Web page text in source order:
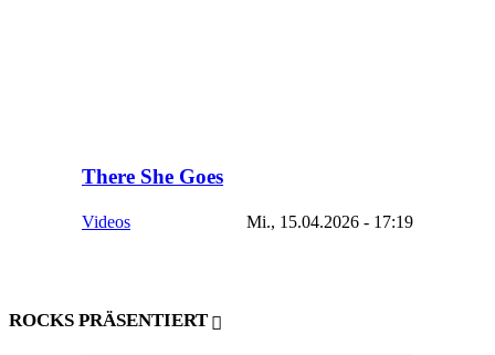
There She Goes
Videos Mi., 15.04.2026 - 17:19
ROCKS PRÄSENTIERT